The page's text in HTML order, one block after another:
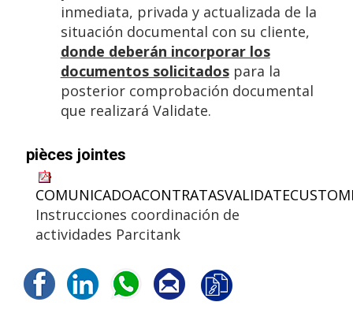
inmediata, privada y actualizada de la
situación documental con su cliente,
donde deberán incorporar los
documentos solicitadospara la
posterior comprobación documental
que realizará Validate.
pièces jointes
Instrucciones coordinación de
actividades Parcitank